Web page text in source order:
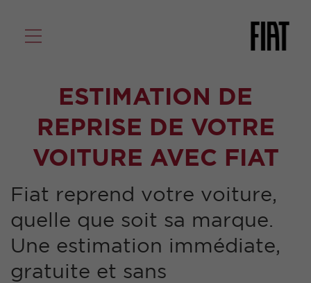
ESTIMATION DE
REPRISE DE VOTRE
VOITURE AVEC FIAT
Fiat reprend votre voiture,
quelle que soit sa marque.
Une estimation immédiate,
gratuite et sans